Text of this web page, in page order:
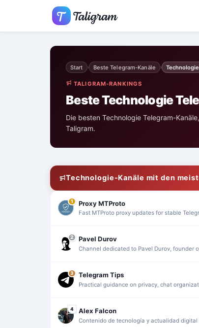
Start › Beste Telegram-Kanäle › Technologie
TALIGRAM-RANKINGS
Beste Technologie
Die besten Technologie Telegram-
Taligram.
Technologie-Kanäle mit den
1 Proxy MTProto
Fast MTProto proxy updates for stable
2 Pavel Durov
Channel dedicated to Pavel Durov, founder
3 Telegram Tips
Practical guidance on privacy, chat
4 Alex Falcon
Contenido de tecnología y actualidad digital